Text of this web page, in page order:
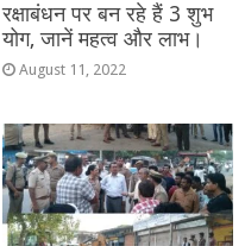
रक्षाबंधन पर बन रहे हैं 3 शुभ
योग, जानें महत्व और लाभ।
August 11, 2022